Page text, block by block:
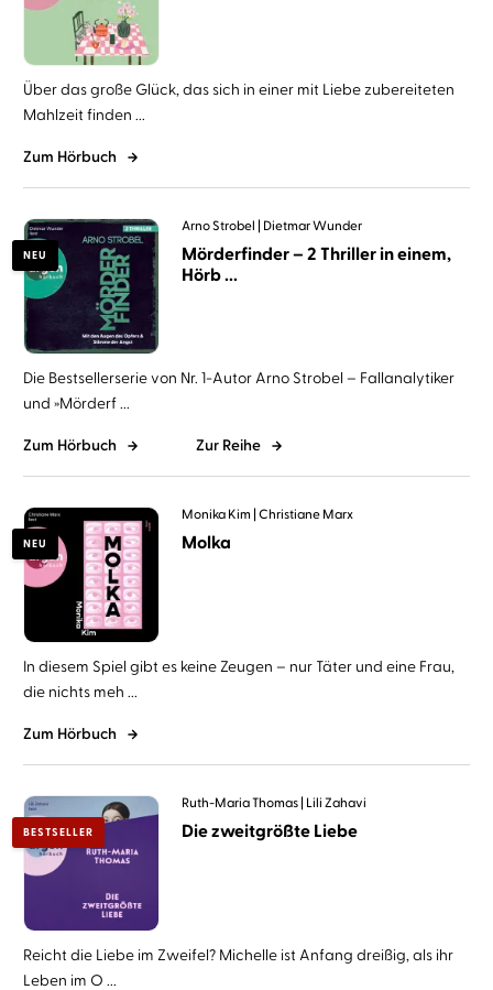
Über das große Glück, das sich in einer mit Liebe zubereiteten
Mahlzeit finden ...
Zum Hörbuch
NEU
Arno Strobel Dietmar Wunder
Mörderfinder – 2 Thriller in einem,
Hörb ...
Die Bestsellerserie von Nr. 1-Autor Arno Strobel – Fallanalytiker
und »Mörderf ...
Zum Hörbuch Zur Reihe
NEU
Monika Kim Christiane Marx
Molka
In diesem Spiel gibt es keine Zeugen – nur Täter und eine Frau,
die nichts meh ...
Zum Hörbuch
BESTSELLER
Ruth-Maria Thomas Lili Zahavi
Die zweitgrößte Liebe
Reicht die Liebe im Zweifel? Michelle ist Anfang dreißig, als ihr
Leben im O ...